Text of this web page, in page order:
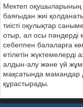
Мектеп оқушыларының
баяғыдан жиі
тиісті оқулықтар
отыр, ал осы пәндерді
себеппен балаларға
етілетін жүктемелерді
алдын-алу және үй
мақсатында мамандар
құрастырады.